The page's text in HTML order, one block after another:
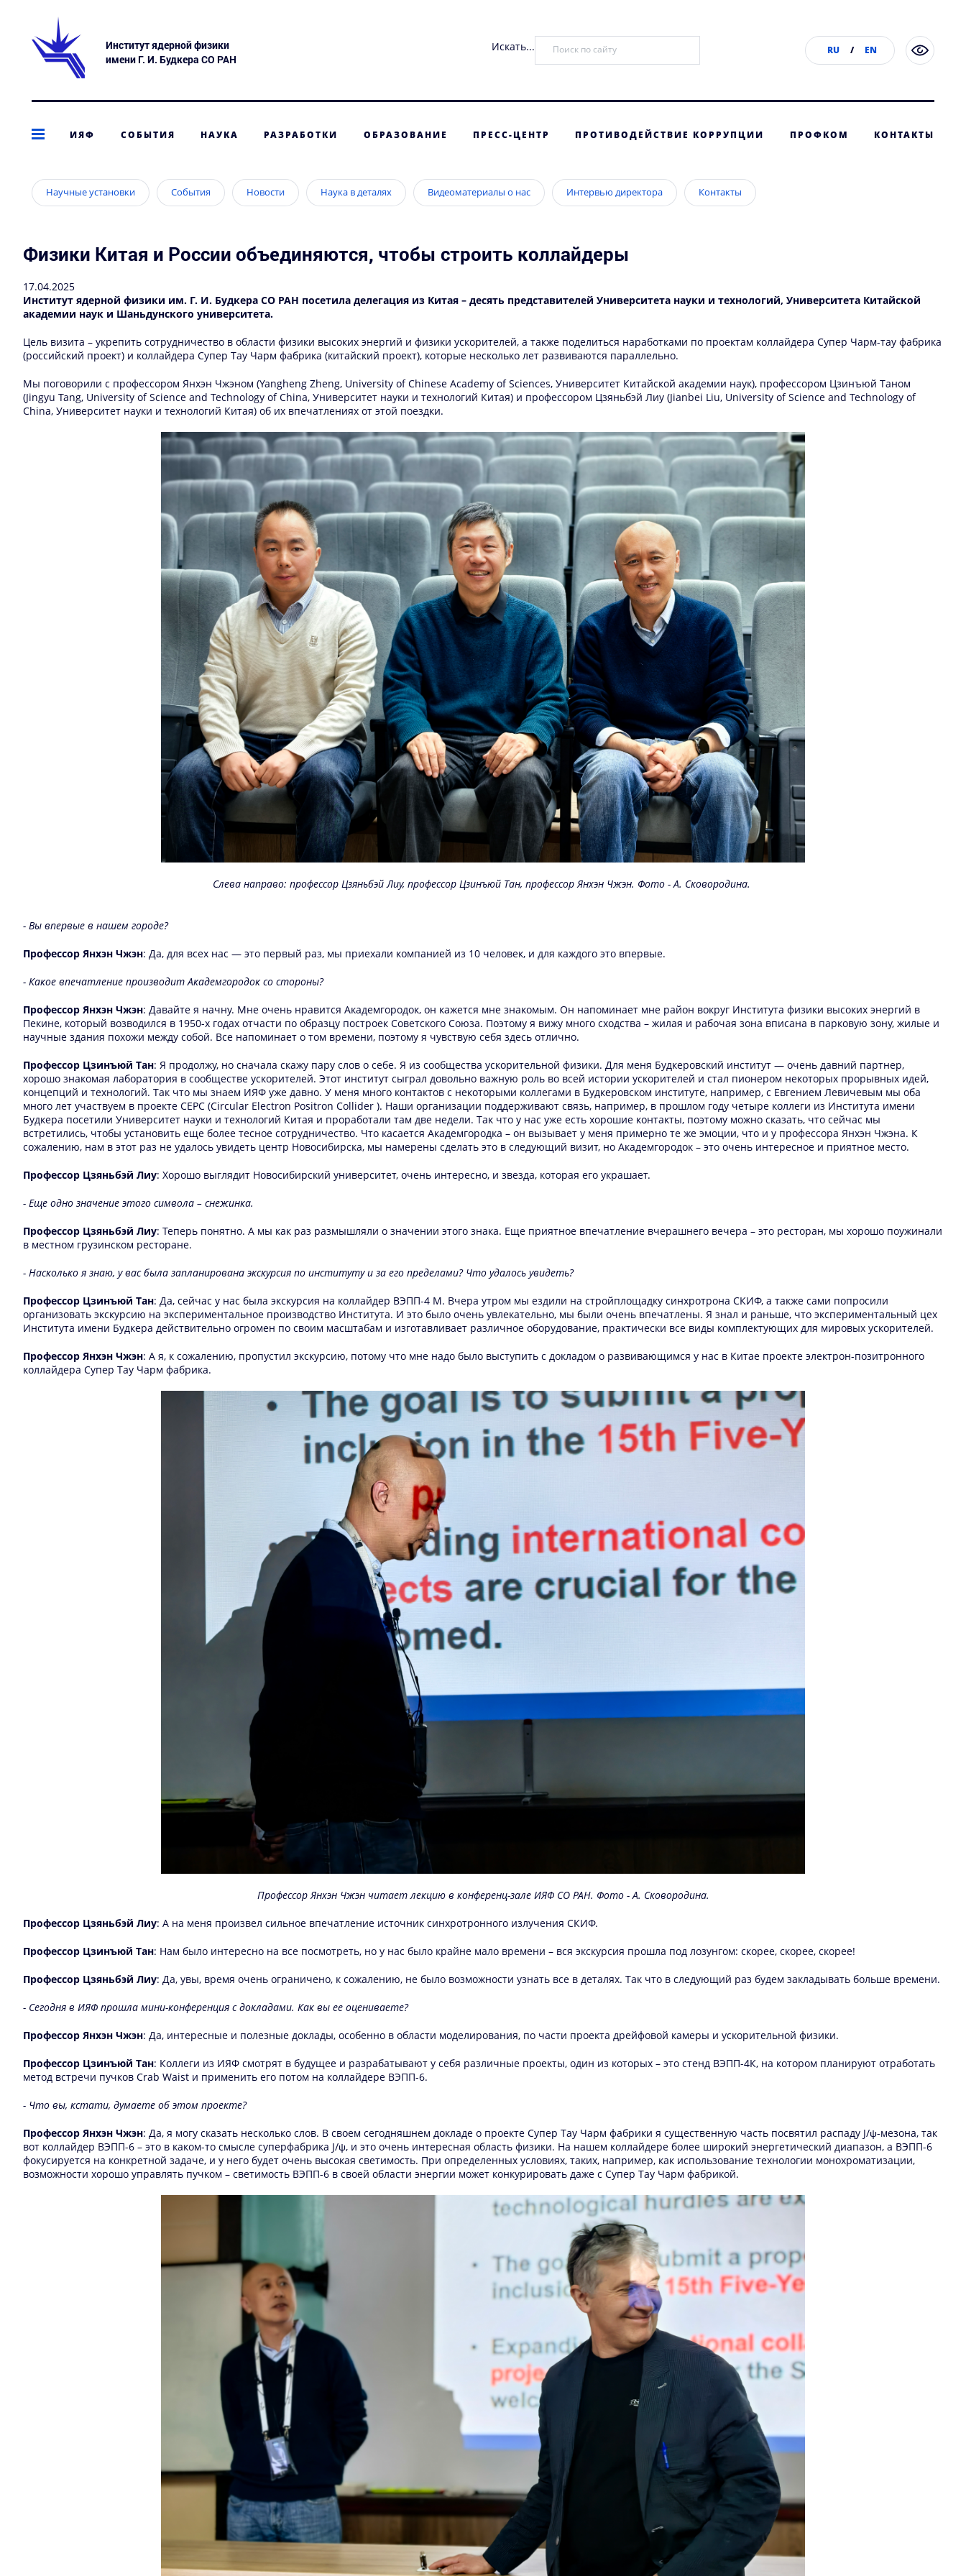
Институт ядерной физики
имени Г. И. Будкера СО РАН
RU / EN
Искать...
ИЯФ СОБЫТИЯ НАУКА РАЗРАБОТКИ ОБРАЗОВАНИЕ ПРЕСС-ЦЕНТР ПРОТИВОДЕЙСТВИЕ КОРРУПЦИИ ПРОФКОМ КОНТАКТЫ
Научные установки События Новости Наука в деталях Видеоматериалы о нас Интервью директора Контакты
Физики Китая и России объединяются, чтобы строить коллайдеры
17.04.2025
Институт ядерной физики им. Г. И. Будкера СО РАН посетила делегация из Китая – десять представителей Университета науки и технологий, Университета Китайской
академии наук и Шаньдунского университета.
Цель визита – укрепить сотрудничество в области физики высоких энергий и физики ускорителей, а также поделиться наработками по проектам коллайдера Супер Чарм-тау фабрика
(российский проект) и коллайдера Супер Тау Чарм фабрика (китайский проект), которые несколько лет развиваются параллельно.
Мы поговорили с профессором Янхэн Чжэном (Yangheng Zheng, University of Chinese Academy of Sciences, Университет Китайской академии наук), профессором Цзинъюй Таном
(Jingyu Tang, University of Science and Technology of China, Университет науки и технологий Китая) и профессором Цзяньбэй Лиу (Jianbei Liu, University of Science and Technology of
China, Университет науки и технологий Китая) об их впечатлениях от этой поездки.
Слева направо: профессор Цзяньбэй Лиу, профессор Цзинъюй Тан, профессор Янхэн Чжэн. Фото - А. Сковородина.
- Вы впервые в нашем городе?
Профессор Янхэн Чжэн: Да, для всех нас — это первый раз, мы приехали компанией из 10 человек, и для каждого это впервые.
- Какое впечатление производит Академгородок со стороны?
Профессор Янхэн Чжэн: Давайте я начну. Мне очень нравится Академгородок, он кажется мне знакомым. Он напоминает мне район вокруг Института физики высоких энергий в
Пекине, который возводился в 1950-х годах отчасти по образцу построек Советского Союза. Поэтому я вижу много сходства – жилая и рабочая зона вписана в парковую зону, жилые и
научные здания похожи между собой. Все напоминает о том времени, поэтому я чувствую себя здесь отлично.
Профессор Цзинъюй Тан: Я продолжу, но сначала скажу пару слов о себе. Я из сообщества ускорительной физики. Для меня Будкеровский институт — очень давний партнер,
хорошо знакомая лаборатория в сообществе ускорителей. Этот институт сыграл довольно важную роль во всей истории ускорителей и стал пионером некоторых прорывных идей,
концепций и технологий. Так что мы знаем ИЯФ уже давно. У меня много контактов с некоторыми коллегами в Будкеровском институте, например, с Евгением Левичевым мы оба
много лет участвуем в проекте CEPC (Circular Electron Positron Collider ). Наши организации поддерживают связь, например, в прошлом году четыре коллеги из Института имени
Будкера посетили Университет науки и технологий Китая и проработали там две недели. Так что у нас уже есть хорошие контакты, поэтому можно сказать, что сейчас мы
встретились, чтобы установить еще более тесное сотрудничество. Что касается Академгородка – он вызывает у меня примерно те же эмоции, что и у профессора Янхэн Чжэна. К
сожалению, нам в этот раз не удалось увидеть центр Новосибирска, мы намерены сделать это в следующий визит, но Академгородок – это очень интересное и приятное место.
Профессор Цзяньбэй Лиу: Хорошо выглядит Новосибирский университет, очень интересно, и звезда, которая его украшает.
- Еще одно значение этого символа – снежинка.
Профессор Цзяньбэй Лиу: Теперь понятно. А мы как раз размышляли о значении этого знака. Еще приятное впечатление вчерашнего вечера – это ресторан, мы хорошо поужинали
в местном грузинском ресторане.
- Насколько я знаю, у вас была запланирована экскурсия по институту и за его пределами? Что удалось увидеть?
Профессор Цзинъюй Тан: Да, сейчас у нас была экскурсия на коллайдер ВЭПП-4 М. Вчера утром мы ездили на стройплощадку синхротрона СКИФ, а также сами попросили
организовать экскурсию на экспериментальное производство Института. И это было очень увлекательно, мы были очень впечатлены. Я знал и раньше, что экспериментальный цех
Института имени Будкера действительно огромен по своим масштабам и изготавливает различное оборудование, практически все виды комплектующих для мировых ускорителей.
Профессор Янхэн Чжэн: А я, к сожалению, пропустил экскурсию, потому что мне надо было выступить с докладом о развивающимся у нас в Китае проекте электрон-позитронного
коллайдера Супер Тау Чарм фабрика.
Профессор Янхэн Чжэн читает лекцию в конференц-зале ИЯФ СО РАН. Фото - А. Сковородина.
Профессор Цзяньбэй Лиу: А на меня произвел сильное впечатление источник синхротронного излучения СКИФ.
Профессор Цзинъюй Тан: Нам было интересно на все посмотреть, но у нас было крайне мало времени – вся экскурсия прошла под лозунгом: скорее, скорее, скорее!
Профессор Цзяньбэй Лиу: Да, увы, время очень ограничено, к сожалению, не было возможности узнать все в деталях. Так что в следующий раз будем закладывать больше времени.
- Сегодня в ИЯФ прошла мини-конференция с докладами. Как вы ее оцениваете?
Профессор Янхэн Чжэн: Да, интересные и полезные доклады, особенно в области моделирования, по части проекта дрейфовой камеры и ускорительной физики.
Профессор Цзинъюй Тан: Коллеги из ИЯФ смотрят в будущее и разрабатывают у себя различные проекты, один из которых – это стенд ВЭПП-4К, на котором планируют отработать
метод встречи пучков Crab Waist и применить его потом на коллайдере ВЭПП-6.
- Что вы, кстати, думаете об этом проекте?
Профессор Янхэн Чжэн: Да, я могу сказать несколько слов. В своем сегодняшнем докладе о проекте Супер Тау Чарм фабрики я существенную часть посвятил распаду J/ψ-мезона, так
вот коллайдер ВЭПП-6 – это в каком-то смысле суперфабрика J/ψ, и это очень интересная область физики. На нашем коллайдере более широкий энергетический диапазон, а ВЭПП-6
фокусируется на конкретной задаче, и у него будет очень высокая светимость. При определенных условиях, таких, например, как использование технологии монохроматизации,
возможности хорошо управлять пучком – светимость ВЭПП-6 в своей области энергии может конкурировать даже с Супер Тау Чарм фабрикой.